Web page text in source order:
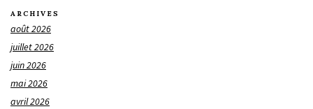
ARCHIVES
août 2026
juillet 2026
juin 2026
mai 2026
avril 2026